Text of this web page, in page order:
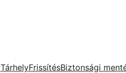
TárhelyFrissítésBiztonsági